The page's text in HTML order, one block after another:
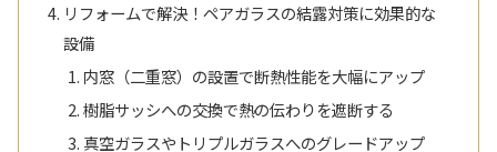
リフォームで解決！ペアガラスの結露対策に効果的な
設備
内窓（二重窓）の設置で断熱性能を大幅にアップ
樹脂サッシへの交換で熱の伝わりを遮断する
真空ガラスやトリプルガラスへのグレードアップ